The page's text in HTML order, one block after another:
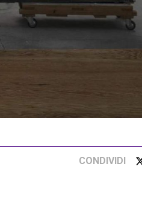
CONDIVIDI